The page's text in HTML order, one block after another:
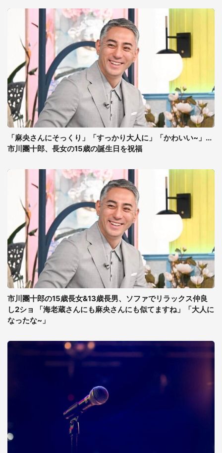
「麻央さんにそっくり」「すっかり大人に」「かわいい~」...
市川團十郎、長女の15歳の誕生日を祝福
市川團十郎の15歳長女&13歳長男、ソファでリラックス仲良
し2ショ 「海老蔵さんにも麻央さんにも似てますね」「大人に
なったな~」